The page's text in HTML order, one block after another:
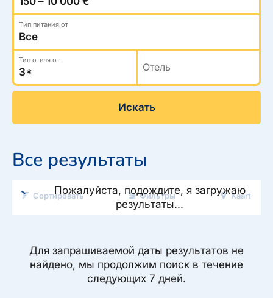
Подарочная карта Estravel
Reisikaubad.ee
Airalo eSIM
Бонусные пункты, Золотая карточка, Platinum
Club...
Золотая карточка
Platinum Club
О нас
О компании, контакты, наши консультанты,
новости...
Наши консультанты
Новости
Tип питания от
Тип отеля от
Отель
Искать
Все результаты
Сортировать Фильтры Kaart
Пожалуйста, подождите, я загружаю
результаты...
Для запрашиваемой даты результатов не
найдено, мы продолжим поиск в течение
следующих 7 дней.